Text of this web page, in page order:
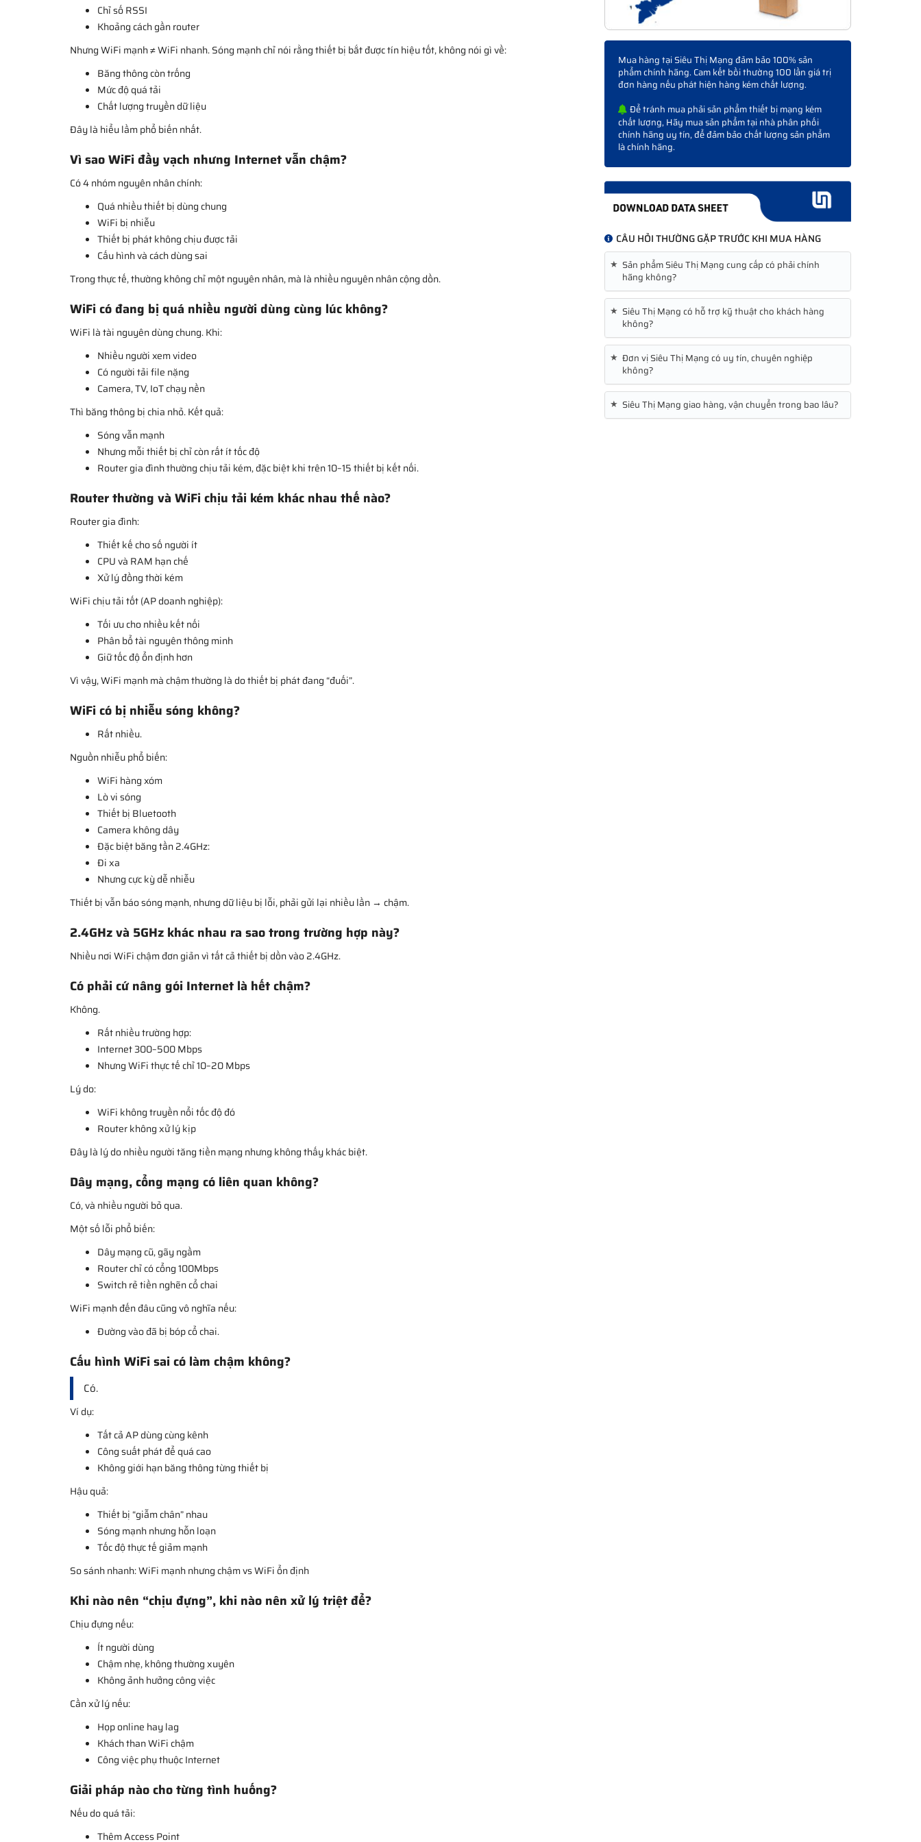
Chỉ số RSSI
Khoảng cách gần router
Nhưng WiFi mạnh ≠ WiFi nhanh. Sóng mạnh chỉ nói rằng thiết bị bắt được tín hiệu tốt, không nói gì về:
Băng thông còn trống
Mức độ quá tải
Chất lượng truyền dữ liệu
Đây là hiểu lầm phổ biến nhất.
Vì sao WiFi đầy vạch nhưng Internet vẫn chậm?
Có 4 nhóm nguyên nhân chính:
Quá nhiều thiết bị dùng chung
WiFi bị nhiễu
Thiết bị phát không chịu được tải
Cấu hình và cách dùng sai
Trong thực tế, thường không chỉ một nguyên nhân, mà là nhiều nguyên nhân cộng dồn.
WiFi có đang bị quá nhiều người dùng cùng lúc không?
WiFi là tài nguyên dùng chung. Khi:
Nhiều người xem video
Có người tải file nặng
Camera, TV, IoT chạy nền
Thì băng thông bị chia nhỏ. Kết quả:
Sóng vẫn mạnh
Nhưng mỗi thiết bị chỉ còn rất ít tốc độ
Router gia đình thường chịu tải kém, đặc biệt khi trên 10–15 thiết bị kết nối.
Router thường và WiFi chịu tải kém khác nhau thế nào?
Router gia đình:
Thiết kế cho số người ít
CPU và RAM hạn chế
Xử lý đồng thời kém
WiFi chịu tải tốt (AP doanh nghiệp):
Tối ưu cho nhiều kết nối
Phân bổ tài nguyên thông minh
Giữ tốc độ ổn định hơn
Vì vậy, WiFi mạnh mà chậm thường là do thiết bị phát đang “đuối”.
WiFi có bị nhiễu sóng không?
Rất nhiều.
Nguồn nhiễu phổ biến:
WiFi hàng xóm
Lò vi sóng
Thiết bị Bluetooth
Camera không dây
Đặc biệt băng tần 2.4GHz:
Đi xa
Nhưng cực kỳ dễ nhiễu
Thiết bị vẫn báo sóng mạnh, nhưng dữ liệu bị lỗi, phải gửi lại nhiều lần → chậm.
2.4GHz và 5GHz khác nhau ra sao trong trường hợp này?
Nhiều nơi WiFi chậm đơn giản vì tất cả thiết bị dồn vào 2.4GHz.
Có phải cứ nâng gói Internet là hết chậm?
Không.
Rất nhiều trường hợp:
Internet 300–500 Mbps
Nhưng WiFi thực tế chỉ 10–20 Mbps
Lý do:
WiFi không truyền nổi tốc độ đó
Router không xử lý kịp
Đây là lý do nhiều người tăng tiền mạng nhưng không thấy khác biệt.
Dây mạng, cổng mạng có liên quan không?
Có, và nhiều người bỏ qua.
Một số lỗi phổ biến:
Dây mạng cũ, gãy ngầm
Router chỉ có cổng 100Mbps
Switch rẻ tiền nghẽn cổ chai
WiFi mạnh đến đâu cũng vô nghĩa nếu:
Đường vào đã bị bóp cổ chai.
Cấu hình WiFi sai có làm chậm không?
Có.
Ví dụ:
Tất cả AP dùng cùng kênh
Công suất phát để quá cao
Không giới hạn băng thông từng thiết bị
Hậu quả:
Thiết bị “giẫm chân” nhau
Sóng mạnh nhưng hỗn loạn
Tốc độ thực tế giảm mạnh
So sánh nhanh: WiFi mạnh nhưng chậm vs WiFi ổn định
Khi nào nên “chịu đựng”, khi nào nên xử lý triệt để?
Chịu đựng nếu:
Ít người dùng
Chậm nhẹ, không thường xuyên
Không ảnh hưởng công việc
Cần xử lý nếu:
Họp online hay lag
Khách than WiFi chậm
Công việc phụ thuộc Internet
Giải pháp nào cho từng tình huống?
Nếu do quá tải:
Thêm Access Point
Mua hàng tại Siêu Thị Mạng đảm bảo 100% sản
phẩm chính hãng. Cam kết bồi thường 100 lần giá trị
đơn hàng nếu phát hiện hàng kém chất lượng.
Để tránh mua phải sản phẩm thiết bị mạng kém
chất lượng, Hãy mua sản phẩm tại nhà phân phối
chính hãng uy tín, để đảm bảo chất lượng sản phẩm
là chính hãng.
CÂU HỎI THƯỜNG GẶP TRƯỚC KHI MUA HÀNG
★ Sản phẩm Siêu Thị Mạng cung cấp có phải chính
hãng không?
★ Siêu Thị Mạng có hỗ trợ kỹ thuật cho khách hàng
không?
★ Đơn vị Siêu Thị Mạng có uy tín, chuyên nghiệp
không?
★ Siêu Thị Mạng giao hàng, vận chuyển trong bao lâu?